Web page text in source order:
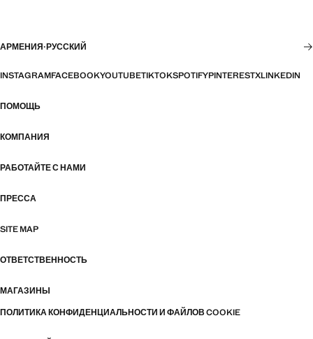
АРМЕНИЯ·РУССКИЙ
INSTAGRAMFACEBOOKYOUTUBETIKTOKSPOTIFYPINTERESTXLINKEDIN
ПОМОЩЬ
КОМПАНИЯ
РАБОТАЙТЕ С НАМИ
ПРЕССА
SITE MAP
ОТВЕТСТВЕННОСТЬ
МАГАЗИНЫ
ПОЛИТИКА КОНФИДЕНЦИАЛЬНОСТИ И ФАЙЛОВ COOKIE